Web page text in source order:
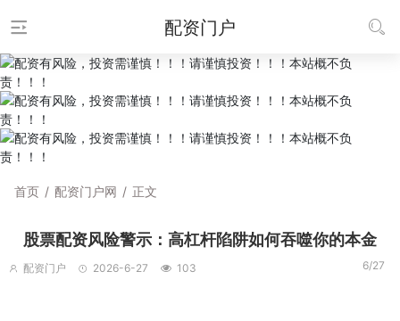
配资门户
首页 / 配资门户网 / 正文
股票配资风险警示：高杠杆陷阱如何吞噬你的本金
配资门户 2026-6-27 103 6/27